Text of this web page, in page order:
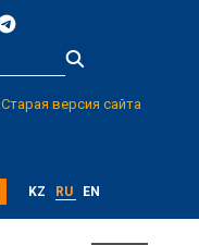
more
Старая версия сайта
KZ RU EN